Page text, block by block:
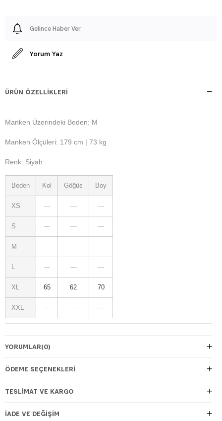
Gelince Haber Ver
Yorum Yaz
ÜRÜN ÖZELLIKLERI
Manken Üzerindeki Beden: M
Manken Ölçüleri: 179 cm | 73 kg
Renk: Siyah
Beden Kol Göğüs Boy
XS — — —
S — — —
M — — —
— — —
XL 65 62 70
XXL — — —
YORUMLAR(0)
ÖDEME SEÇENEKLERI
TESLIMAT VE KARGO
İADE VE DEĞIŞIM